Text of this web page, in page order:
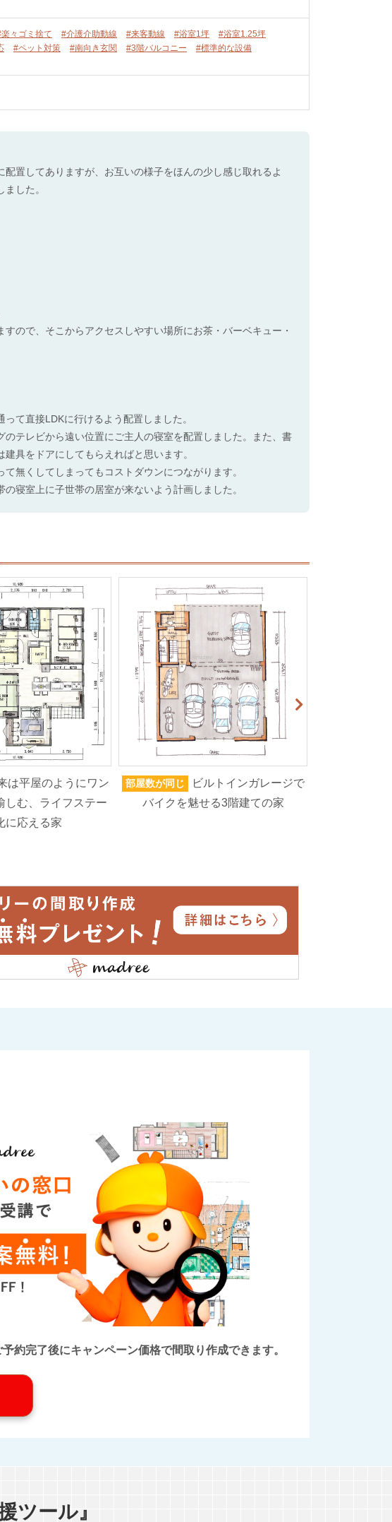
々ゴミ捨て #介護介助動線 #来客動線 #浴室1坪
#浴室1.25坪
#ペット対策 #南向き玄関 #3階バルコニー
#標準的な設備
置してありますが、お互いの様子をほんの少し感じ取れるよ
した。
ので、そこからアクセスしやすい場所にお茶・バーベキュー・
て直接LDKに行けるよう配置しました。
テレビから遠い位置にご主人の寝室を配置しました。また、書
具をドアにしてもらえればと思います。
無くしてしまってもコストダウンにつながります。
寝室上に子世帯の居室が来ないよう計画しました。
は平屋のようにワン
しむ、ライフステー
に応える家
部屋数が同じ
ビルトインガレージで
バイクを魅せる3階建ての家
約完了後にキャンペーン価格で間取り作成できます。
ツール』